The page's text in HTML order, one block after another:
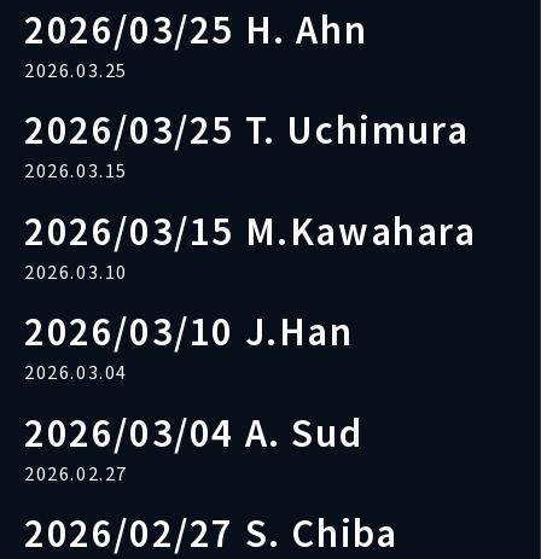
2026/03/25 H. Ahn
2026.03.25
2026/03/25 T. Uchimura
2026.03.15
2026/03/15 M.Kawahara
2026.03.10
2026/03/10 J.Han
2026.03.04
2026/03/04 A. Sud
2026.02.27
2026/02/27 S. Chiba